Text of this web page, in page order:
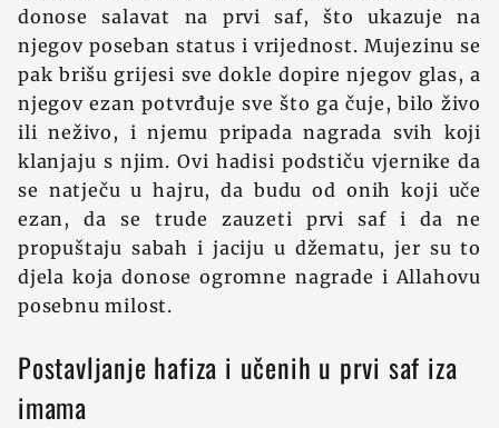
donose salavat na prvi saf, što ukazuje na
njegov poseban status i vrijednost. Mujezinu se
pak brišu grijesi sve dokle dopire njegov glas, a
njegov ezan potvrđuje sve što ga čuje, bilo živo
ili neživo, i njemu pripada nagrada svih koji
klanjaju s njim. Ovi hadisi podstiču vjernike da
se natječu u hajru, da budu od onih koji uče
ezan, da se trude zauzeti prvi saf i da ne
propuštaju sabah i jaciju u džematu, jer su to
djela koja donose ogromne nagrade i Allahovu
posebnu milost.
Postavljanje hafiza i učenih u prvi saf iza
imama